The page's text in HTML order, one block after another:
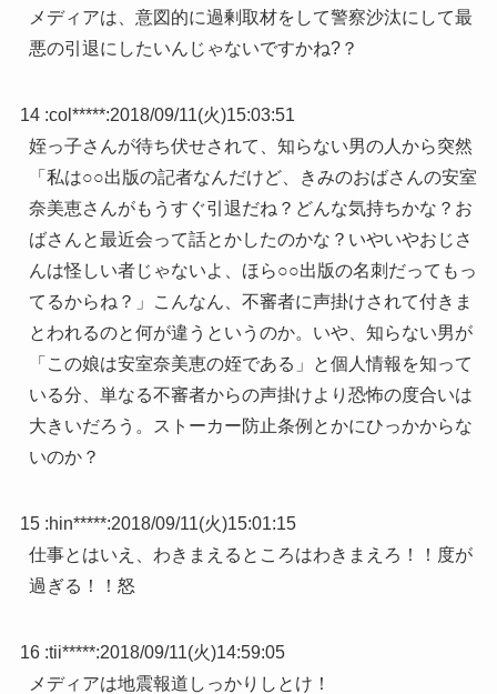
メディアは、意図的に過剰取材をして警察沙汰にして最
悪の引退にしたいんじゃないですかね?？
14 :col*****:2018/09/11(火)15:03:51
姪っ子さんが待ち伏せされて、知らない男の人から突然
「私は○○出版の記者なんだけど、きみのおばさんの安室
奈美恵さんがもうすぐ引退だね？どんな気持ちかな？お
ばさんと最近会って話とかしたのかな？いやいやおじさ
んは怪しい者じゃないよ、ほら○○出版の名刺だってもっ
てるからね？」こんなん、不審者に声掛けされて付きま
とわれるのと何が違うというのか。いや、知らない男が
「この娘は安室奈美恵の姪である」と個人情報を知って
いる分、単なる不審者からの声掛けより恐怖の度合いは
大きいだろう。ストーカー防止条例とかにひっかからな
いのか？
15 :hin*****:2018/09/11(火)15:01:15
仕事とはいえ、わきまえるところはわきまえろ！！度が
過ぎる！！怒
16 :tii*****:2018/09/11(火)14:59:05
メディアは地震報道しっかりしとけ！